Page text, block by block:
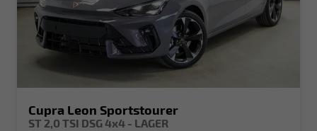
Cupra Leon Sportstourer
ST 2,0 TSI DSG 4x4 - LAGER